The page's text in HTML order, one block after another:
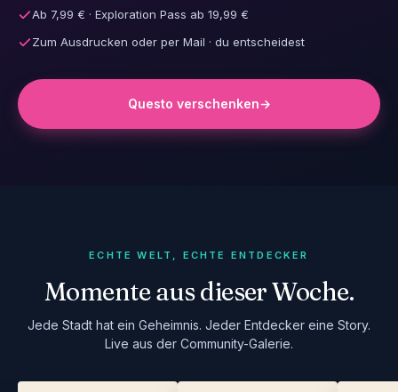
Ab 7,99 € · Exploration Pass ab 19,99 €
Zum Ausdrucken oder per Mail · du entscheidest
Questo verschenken→
ECHTE WELT, ECHTE ENTDECKER
Momente aus dieser Woche.
Jede Stadt hat ein Geheimnis. Jeder Entdecker eine Story.
Live aus der Community-Galerie.